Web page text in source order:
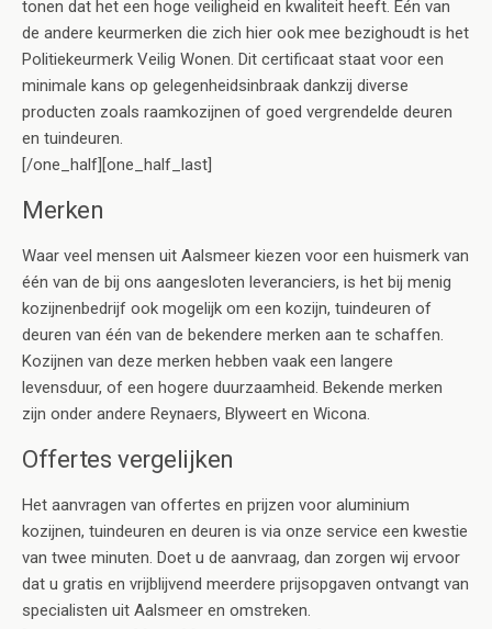
tonen dat het een hoge veiligheid en kwaliteit heeft. Eén van
de andere keurmerken die zich hier ook mee bezighoudt is het
Politiekeurmerk Veilig Wonen. Dit certificaat staat voor een
minimale kans op gelegenheidsinbraak dankzij diverse
producten zoals raamkozijnen of goed vergrendelde deuren
en tuindeuren.
[/one_half][one_half_last]
Merken
Waar veel mensen uit Aalsmeer kiezen voor een huismerk van
één van de bij ons aangesloten leveranciers, is het bij menig
kozijnenbedrijf ook mogelijk om een kozijn, tuindeuren of
deuren van één van de bekendere merken aan te schaffen.
Kozijnen van deze merken hebben vaak een langere
levensduur, of een hogere duurzaamheid. Bekende merken
zijn onder andere Reynaers, Blyweert en Wicona.
Offertes vergelijken
Het aanvragen van offertes en prijzen voor aluminium
kozijnen, tuindeuren en deuren is via onze service een kwestie
van twee minuten. Doet u de aanvraag, dan zorgen wij ervoor
dat u gratis en vrijblijvend meerdere prijsopgaven ontvangt van
specialisten uit Aalsmeer en omstreken.